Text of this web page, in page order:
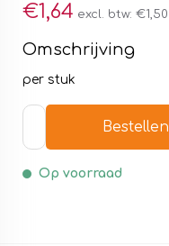
€1,64 excl. btw: €1,50
Omschrijving
per stuk
Bestellen
Op voorraad